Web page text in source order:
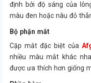
định bởi độ sáng của
màu đen hoặc nâu đỏ
Bộ phận mắt
Cặp mắt đặc biệt của
nhiều màu mắt khác
được ưa thích hơn giống